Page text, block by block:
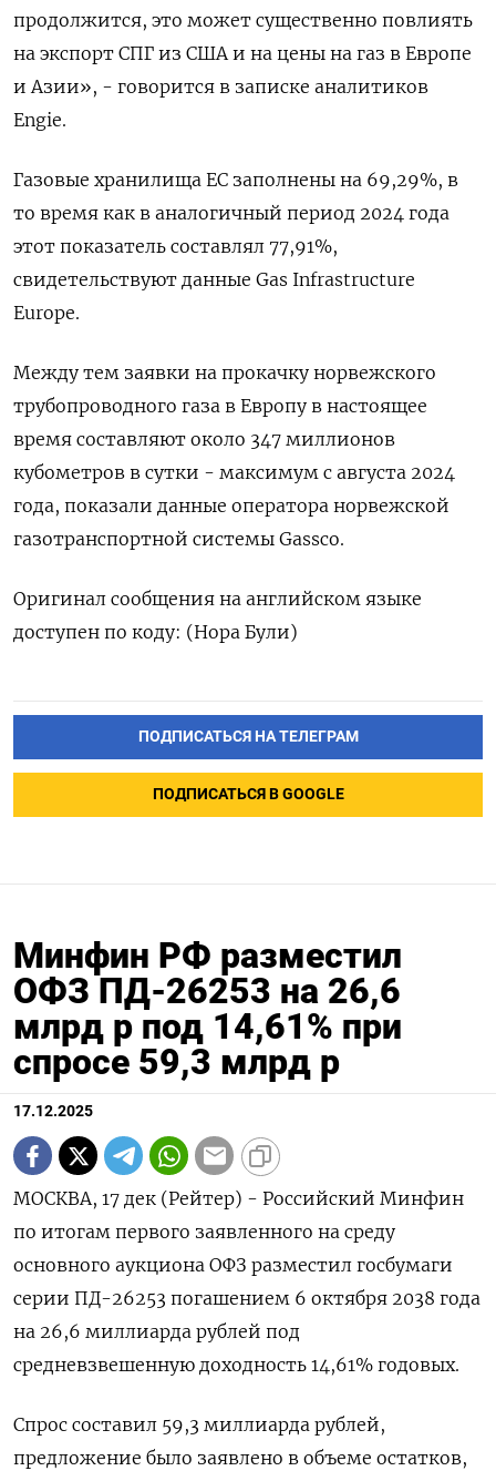
продолжится, это может существенно повлиять
на экспорт СПГ из США и на цены на газ в Европе
и Азии», - говорится в записке аналитиков
Engie.
Газовые хранилища ЕС заполнены на 69,29%, в
то время как в аналогичный период 2024 года
этот показатель составлял 77,91%,
свидетельствуют данные Gas Infrastructure
Europe.
Между тем заявки на прокачку норвежского
трубопроводного газа в Европу в настоящее
время составляют около 347 миллионов
кубометров в сутки - максимум с августа 2024
года, показали данные оператора норвежской
газотранспортной системы Gassco.
Оригинал сообщения на английском языке
доступен по коду: (Нора Були)
ПОДПИСАТЬСЯ НА ТЕЛЕГРАМ
ПОДПИСАТЬСЯ В GOOGLE
Минфин РФ разместил
ОФЗ ПД-26253 на 26,6
млрд р под 14,61% при
спросе 59,3 млрд р
17.12.2025
МОСКВА, 17 дек (Рейтер) - Российский Минфин
по итогам первого заявленного на среду
основного аукциона ОФЗ разместил госбумаги
серии ПД-26253 погашением 6 октября 2038 года
на 26,6 миллиарда рублей под
средневзвешенную доходность 14,61% годовых.
Спрос составил 59,3 миллиарда рублей,
предложение было заявлено в объеме остатков,